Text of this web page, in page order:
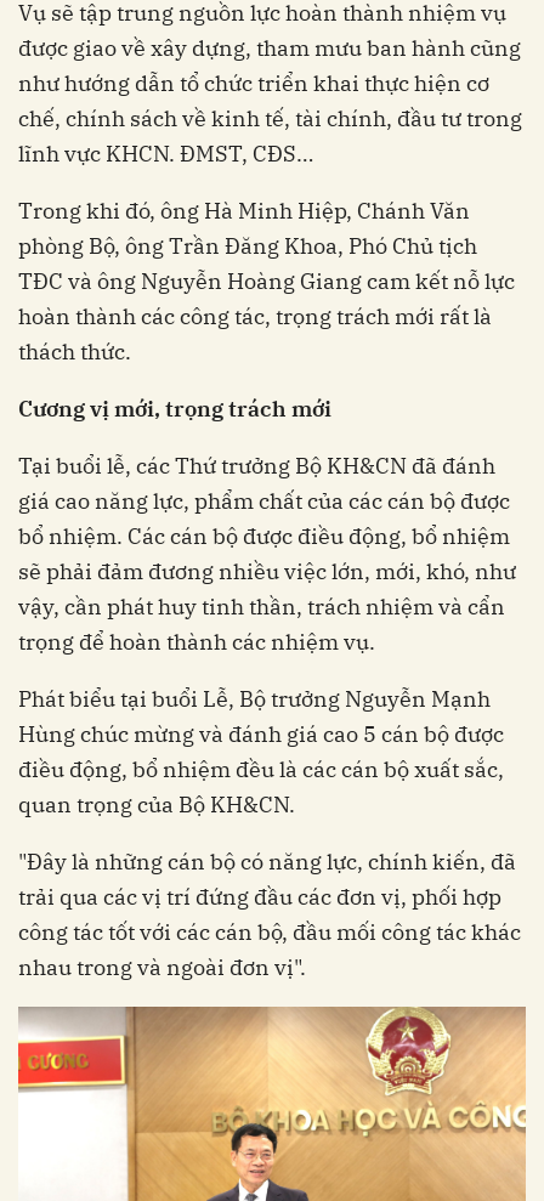
Vụ sẽ tập trung nguồn lực hoàn thành nhiệm vụ
được giao về xây dựng, tham mưu ban hành cũng
như hướng dẫn tổ chức triển khai thực hiện cơ
chế, chính sách về kinh tế, tài chính, đầu tư trong
lĩnh vực KHCN. ĐMST, CĐS…
Trong khi đó, ông Hà Minh Hiệp, Chánh Văn
phòng Bộ, ông Trần Đăng Khoa, Phó Chủ tịch
TĐC và ông Nguyễn Hoàng Giang cam kết nỗ lực
hoàn thành các công tác, trọng trách mới rất là
thách thức.
Cương vị mới, trọng trách mới
Tại buổi lễ, các Thứ trưởng Bộ KH&CN đã đánh
giá cao năng lực, phẩm chất của các cán bộ được
bổ nhiệm. Các cán bộ được điều động, bổ nhiệm
sẽ phải đảm đương nhiều việc lớn, mới, khó, như
vậy, cần phát huy tinh thần, trách nhiệm và cẩn
trọng để hoàn thành các nhiệm vụ.
Phát biểu tại buổi Lễ, Bộ trưởng Nguyễn Mạnh
Hùng chúc mừng và đánh giá cao 5 cán bộ được
điều động, bổ nhiệm đều là các cán bộ xuất sắc,
quan trọng của Bộ KH&CN.
"Đây là những cán bộ có năng lực, chính kiến, đã
trải qua các vị trí đứng đầu các đơn vị, phối hợp
công tác tốt với các cán bộ, đầu mối công tác khác
nhau trong và ngoài đơn vị".